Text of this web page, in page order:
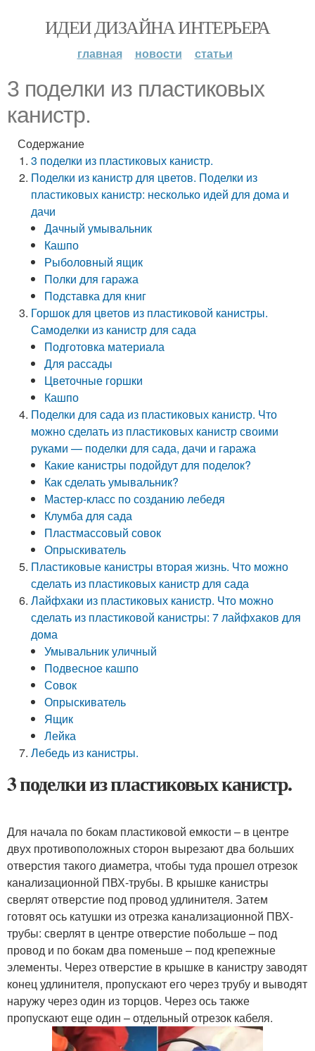
ИДЕИ ДИЗАЙНА ИНТЕРЬЕРА
главная новости статьи
3 поделки из пластиковых
канистр.
Содержание
3 поделки из пластиковых канистр.
Поделки из канистр для цветов. Поделки из
пластиковых канистр: несколько идей для дома и
дачи
Дачный умывальник
Кашпо
Рыболовный ящик
Полки для гаража
Подставка для книг
Горшок для цветов из пластиковой канистры.
Самоделки из канистр для сада
Подготовка материала
Для рассады
Цветочные горшки
Кашпо
Поделки для сада из пластиковых канистр. Что
можно сделать из пластиковых канистр своими
руками — поделки для сада, дачи и гаража
Какие канистры подойдут для поделок?
Как сделать умывальник?
Мастер-класс по созданию лебедя
Клумба для сада
Пластмассовый совок
Опрыскиватель
Пластиковые канистры вторая жизнь. Что можно
сделать из пластиковых канистр для сада
Лайфхаки из пластиковых канистр. Что можно
сделать из пластиковой канистры: 7 лайфхаков для
дома
Умывальник уличный
Подвесное кашпо
Совок
Опрыскиватель
Ящик
Лейка
Лебедь из канистры.
3 поделки из пластиковых канистр.
Для начала по бокам пластиковой емкости – в центре
двух противоположных сторон вырезают два больших
отверстия такого диаметра, чтобы туда прошел отрезок
канализационной ПВХ-трубы. В крышке канистры
сверлят отверстие под провод удлинителя. Затем
готовят ось катушки из отрезка канализационной ПВХ-
трубы: сверлят в центре отверстие побольше – под
провод и по бокам два поменьше – под крепежные
элементы. Через отверстие в крышке в канистру заводят
конец удлинителя, пропускают его через трубу и выводят
наружу через один из торцов. Через ось также
пропускают еще один – отдельный отрезок кабеля.